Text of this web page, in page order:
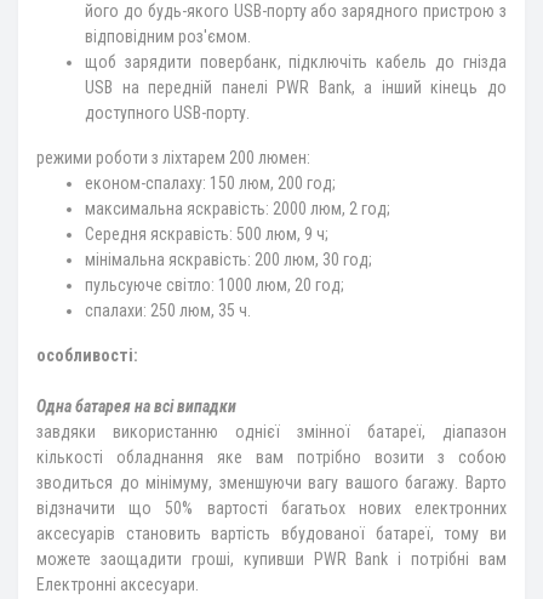
його до будь-якого USB-порту або зарядного пристрою з
відповідним роз'ємом.
щоб зарядити повербанк, підключіть кабель до гнізда
USB на передній панелі PWR Bank, а інший кінець до
доступного USB-порту.
режими роботи з ліхтарем 200 люмен:
економ-спалаху: 150 люм, 200 год;
максимальна яскравість: 2000 люм, 2 год;
Середня яскравість: 500 люм, 9 ч;
мінімальна яскравість: 200 люм, 30 год;
пульсуюче світло: 1000 люм, 20 год;
спалахи: 250 люм, 35 ч.
особливості:
Одна батарея на всі випадки
завдяки використанню однієї змінної батареї, діапазон
кількості обладнання яке вам потрібно возити з собою
зводиться до мінімуму, зменшуючи вагу вашого багажу. Варто
відзначити що 50% вартості багатьох нових електронних
аксесуарів становить вартість вбудованої батареї, тому ви
можете заощадити гроші, купивши PWR Bank і потрібні вам
Електронні аксесуари.